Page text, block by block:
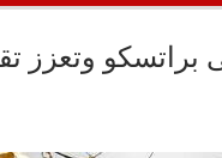
وتعزز